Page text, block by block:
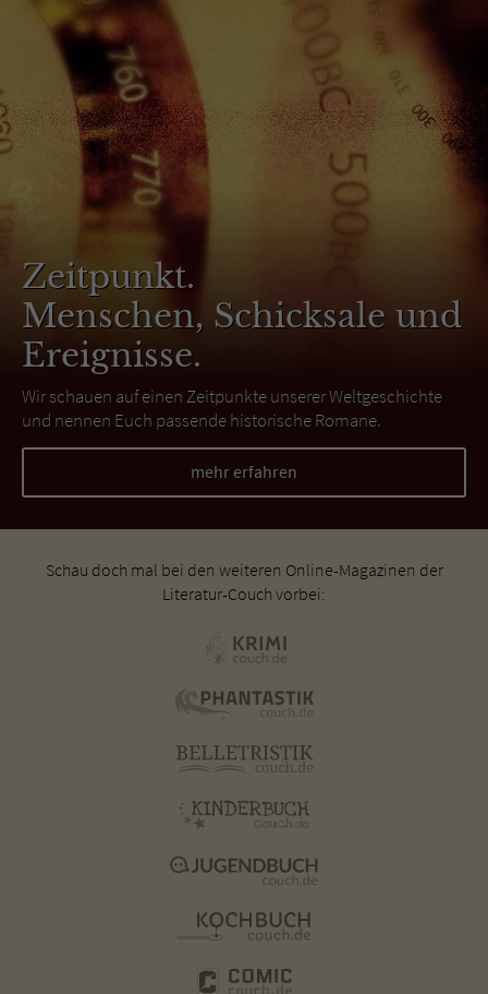
Zeitpunkt.
Menschen, Schicksale und
Ereignisse.
Wir schauen auf einen Zeitpunkte unserer Weltgeschichte
und nennen Euch passende historische Romane.
mehr erfahren
Schau doch mal bei den weiteren Online-Magazinen der
Literatur-Couch vorbei: